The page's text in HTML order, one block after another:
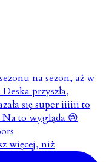
więcej, niż